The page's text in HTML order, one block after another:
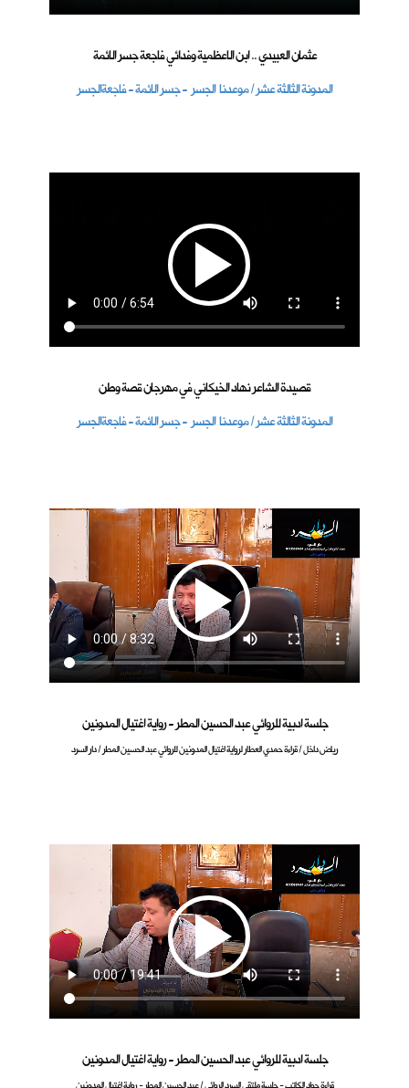
عثمان العبيدي .. ابن الاعظمية وفدائي فاجعة جسر الائمة
المدونة الثالثة عشر / موعدنا الجسر - جسر الائمة - فاجعةالجسر
قصيدة الشاعر نهاد الخيكاني في مهرجان قصة وطن
المدونة الثالثة عشر / موعدنا الجسر - جسر الائمة - فاجعةالجسر
جلسة ادبية للروائي عبد الحسين المطر - رواية اغتيال المدونين
رياض داخل / قراءة حمدي العطار لرواية اغتيال المدونين للروائي عبد الحسين المطر / دار السرد
جلسة ادبية للروائي عبد الحسين المطر - رواية اغتيال المدونين